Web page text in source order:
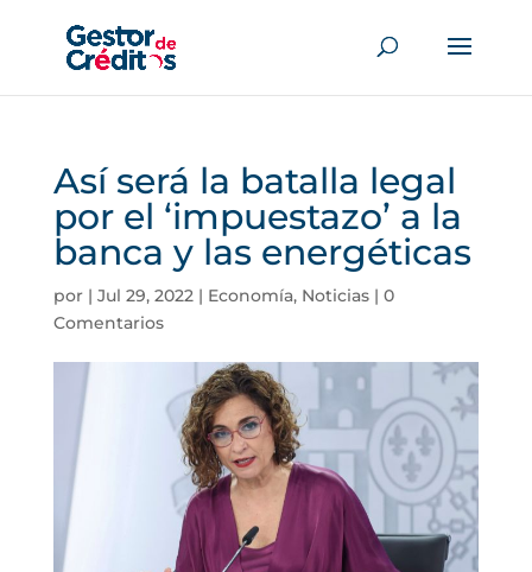
Así será la batalla legal
por el ‘impuestazo’ a la
banca y las energéticas
por | Jul 29, 2022| Economía, Noticias| 0
Comentarios